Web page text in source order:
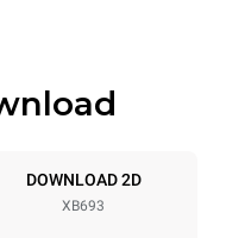
600x400
DOWNLOAD 2D
XB693